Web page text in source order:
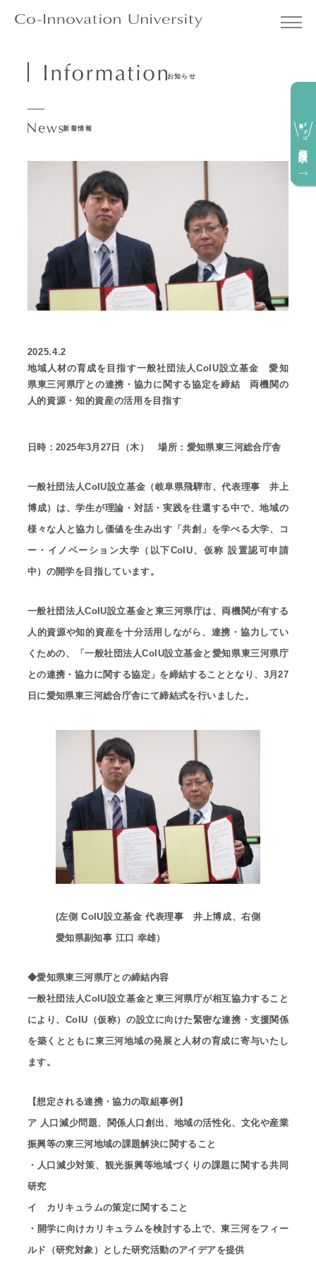
お知らせ
新着情報
2025.4.2
地域人材の育成を目指す一般社団法人CoIU設立基金 愛知
県東三河県庁との連携・協力に関する協定を締結 両機関の
人的資源・知的資産の活用を目指す
日時：2025年3月27日（木） 場所：愛知県東三河総合庁舎
一般社団法人CoIU設立基金（岐阜県飛騨市、代表理事 井上
博成）は、学生が理論・対話・実践を往還する中で、地域の
様々な人と協力し価値を生み出す「共創」を学べる大学、コ
ー・イノベーション大学（以下CoIU、仮称 設置認可申請
中）の開学を目指しています。
一般社団法人CoIU設立基金と東三河県庁は、両機関が有する
人的資源や知的資産を十分活用しながら、連携・協力してい
くための、「一般社団法人CoIU設立基金と愛知県東三河県庁
との連携・協力に関する協定」を締結することとなり、3月27
日に愛知県東三河総合庁舎にて締結式を行いました。
(左側 CoIU設立基金 代表理事 井上博成、右側
愛知県副知事 江口 幸雄）
◆愛知県東三河県庁との締結内容
一般社団法人CoIU設立基金と東三河県庁が相互協力すること
により、CoIU（仮称）の設立に向けた緊密な連携・支援関係
を築くとともに東三河地域の発展と人材の育成に寄与いたし
ます。
【想定される連携・協力の取組事例】
ア 人口減少問題、関係人口創出、地域の活性化、文化や産業
振興等の東三河地域の課題解決に関すること
・人口減少対策、観光振興等地域づくりの課題に関する共同
研究
イ カリキュラムの策定に関すること
・開学に向けカリキュラムを検討する上で、東三河をフィー
ルド（研究対象）とした研究活動のアイデアを提供
まずは
無料で